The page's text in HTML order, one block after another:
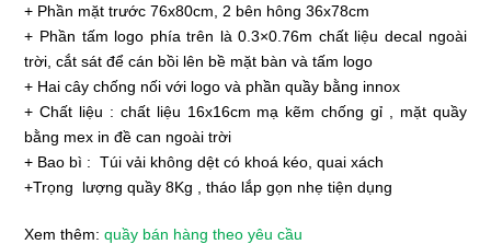
+ Phần mặt trước 76x80cm, 2 bên hông 36x78cm
+ Phần tấm logo phía trên là 0.3×0.76m chất liệu decal ngoài
trời, cắt sát để cán bồi lên bề mặt bàn và tấm logo
+ Hai cây chống nối với logo và phần quầy bằng innox
+ Chất liệu : chất liệu 16x16cm mạ kẽm chống gỉ , mặt quầy
bằng mex in đề can ngoài trời
+ Bao bì : Túi vải không dệt có khoá kéo, quai xách
+Trọng lượng quầy 8Kg , tháo lắp gọn nhẹ tiện dụng
Xem thêm:quầy bán hàng theo yêu cầu